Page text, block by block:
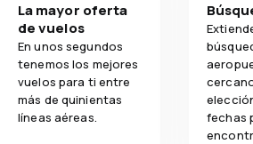
La mayor oferta
de vuelos
En unos segundos
tenemos los mejores
vuelos para ti entre
más de quinientas
líneas aéreas.
fechas